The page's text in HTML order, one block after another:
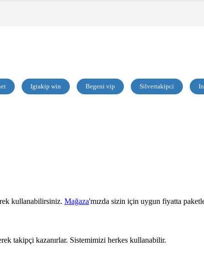
Igtakip win Begeni vip Silvertakipci
kullanabilirsiniz. Mağaza'mızda sizin için uygun fiyatta
takipçi kazanırlar. Sistemimizi herkes kullanabilir.